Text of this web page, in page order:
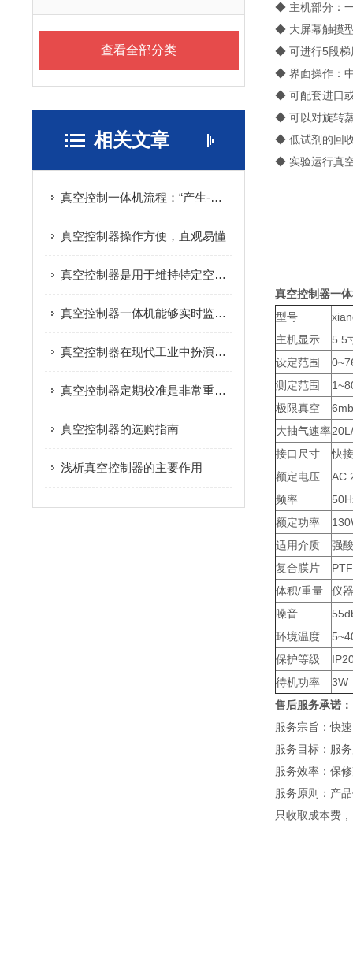
查看全部分类
相关文章
真空控制一体机流程：“产生-检测-调节-稳定”
真空控制器操作方便，直观易懂
真空控制器是用于维持特定空间内真空度的控制装置
真空控制器一体机能够实时监测真空体系内的压力状态
真空控制器在现代工业中扮演着至关重要的角色
真空控制器定期校准是非常重要的
真空控制器的选购指南
浅析真空控制器的主要作用
◆ 主机部分：
◆ 大屏幕触摸
◆ 可进行5段梯
◆ 界面操作：
◆ 可配套进口
◆ 可以对旋转
◆ 低试剂的回
◆ 实验运行真
真空控制器一
型号
主机显示
5.5
设定范围
测定范围
极限真空
大抽气速率
接口尺寸
快
额定电压
AC
频率
额定功率
适用介质
强
复合膜片
体积/重量
仪
噪音
环境温度
保护等级
待机功率
3W
售后服务承诺：
服务宗旨：快
服务目标：服
服务效率：保
服务原则：产
只收取成本费